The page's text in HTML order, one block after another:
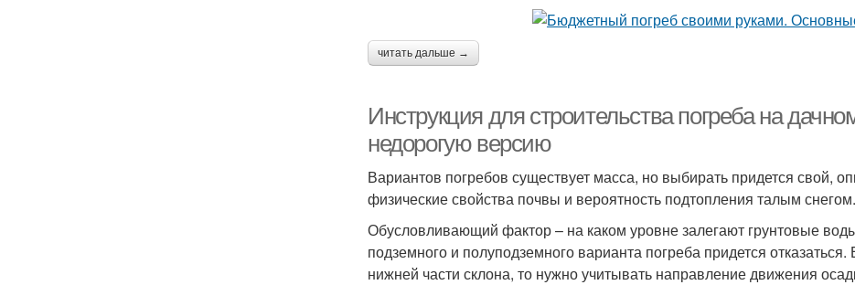
читать дальше →
Инструкция для строительства погреба на
недорогую версию
Вариантов погребов существует масса, но выбирать придется свой,
физические свойства почвы и вероятность подтопления талым снегом.
Обусловливающий фактор – на каком уровне залегают грунтовые
подземного и полуподземного варианта погреба придется
нижней части склона, то нужно учитывать направление движения